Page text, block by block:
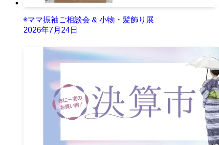
◉ママ振袖ご相談会 & 小物・髪飾り展
2026年7月24日